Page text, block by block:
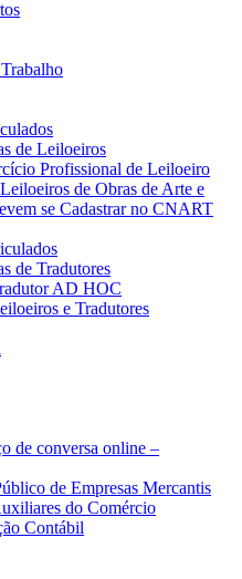
de Leiloeiros
Profissional de Leiloeiro
de Obras de Arte e
se Cadastrar no CNART
de Tradutores
AD HOC
e Tradutores
de conversa online –
de Empresas Mercantis
do Comércio
Contábil